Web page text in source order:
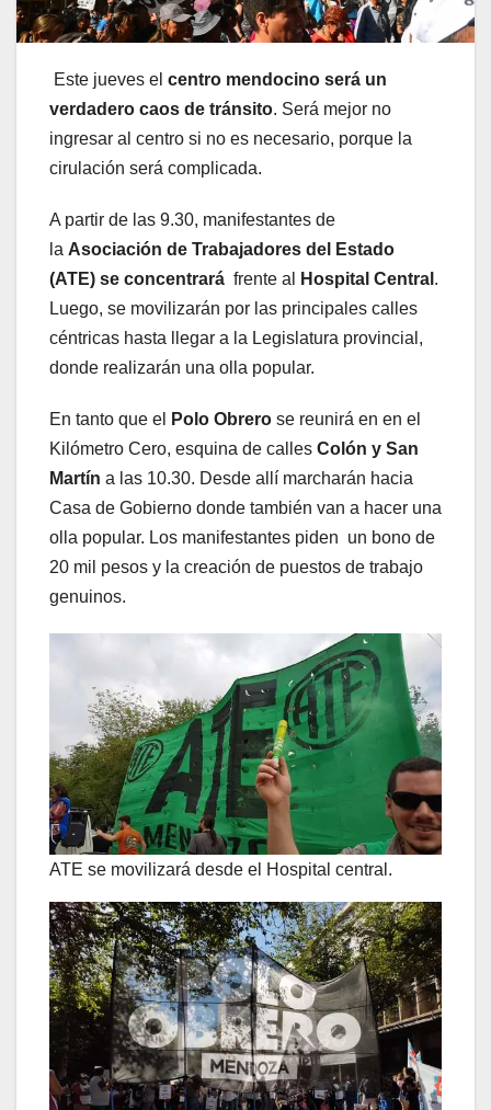
Este jueves el centro mendocino será un
verdadero caos de tránsito. Será mejor no
ingresar al centro si no es necesario, porque la
cirulación será complicada.
A partir de las 9.30, manifestantes de
la Asociación de Trabajadores del Estado
(ATE) se concentrará frente al Hospital Central .
Luego, se movilizarán por las principales calles
céntricas hasta llegar a la Legislatura provincial,
donde realizarán una olla popular.
En tanto que el Polo Obrero se reunirá en en el
Kilómetro Cero, esquina de calles Colón y San
Martín a las 10.30. Desde allí marcharán hacia
Casa de Gobierno donde también van a hacer una
olla popular. Los manifestantes piden un bono de
20 mil pesos y la creación de puestos de trabajo
genuinos.
ATE se movilizará desde el Hospital central.